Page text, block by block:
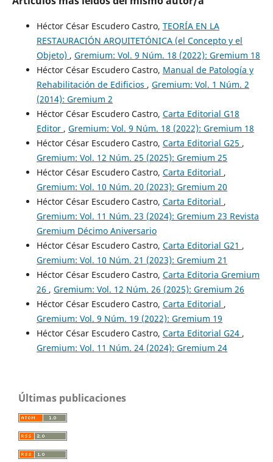
Héctor César Escudero Castro, TEORÍA EN LA
RESTAURACIÓN ARQUITETÓNICA (el Concepto y el
Objeto) , Gremium: Vol. 9 Núm. 18 (2022): Gremium 18
Héctor César Escudero Castro, Manual de Patología y
Rehabilitación de Edificios , Gremium: Vol. 1 Núm. 2
(2014): Gremium 2
Héctor César Escudero Castro, Carta Editorial G18
Editor , Gremium: Vol. 9 Núm. 18 (2022): Gremium 18
Héctor César Escudero Castro, Carta Editorial G25 ,
Gremium: Vol. 12 Núm. 25 (2025): Gremium 25
Héctor César Escudero Castro, Carta Editorial ,
Gremium: Vol. 10 Núm. 20 (2023): Gremium 20
Héctor César Escudero Castro, Carta Editorial ,
Gremium: Vol. 11 Núm. 23 (2024): Gremium 23 Revista
Gremium Décimo Aniversario
Héctor César Escudero Castro, Carta Editorial G21 ,
Gremium: Vol. 10 Núm. 21 (2023): Gremium 21
Héctor César Escudero Castro, Carta Editoria Gremium
26 , Gremium: Vol. 12 Núm. 26 (2025): Gremium 26
Héctor César Escudero Castro, Carta Editorial ,
Gremium: Vol. 9 Núm. 19 (2022): Gremium 19
Héctor César Escudero Castro, Carta Editorial G24 ,
Gremium: Vol. 11 Núm. 24 (2024): Gremium 24
Últimas publicaciones